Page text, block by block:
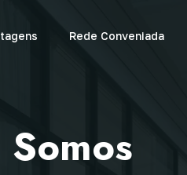
Rede Conveniada